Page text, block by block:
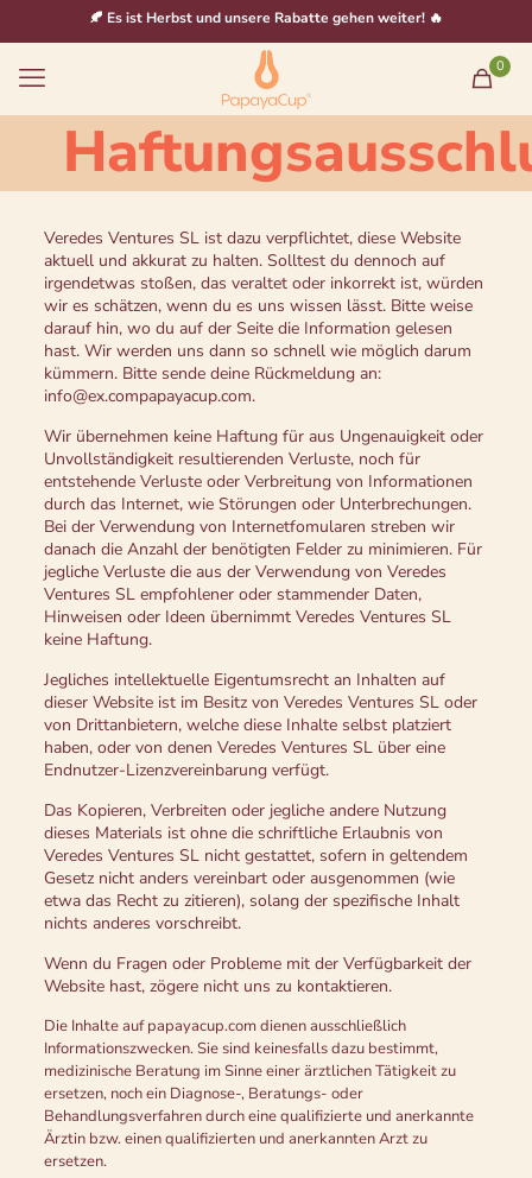
🍂 Es ist Herbst und unsere Rabatte gehen weiter! 🔥
0
Veredes Ventures SL ist dazu verpflichtet, diese Website
aktuell und akkurat zu halten. Solltest du dennoch auf
irgendetwas stoßen, das veraltet oder inkorrekt ist, würden
wir es schätzen, wenn du es uns wissen lässt. Bitte weise
darauf hin, wo du auf der Seite die Information gelesen
hast. Wir werden uns dann so schnell wie möglich darum
kümmern. Bitte sende deine Rückmeldung an:
info@ex.compapayacup.com.
Wir übernehmen keine Haftung für aus Ungenauigkeit oder
Unvollständigkeit resultierenden Verluste, noch für
entstehende Verluste oder Verbreitung von Informationen
durch das Internet, wie Störungen oder Unterbrechungen.
Bei der Verwendung von Internetfomularen streben wir
danach die Anzahl der benötigten Felder zu minimieren. Für
jegliche Verluste die aus der Verwendung von Veredes
Ventures SL empfohlener oder stammender Daten,
Hinweisen oder Ideen übernimmt Veredes Ventures SL
keine Haftung.
Jegliches intellektuelle Eigentumsrecht an Inhalten auf
dieser Website ist im Besitz von Veredes Ventures SL oder
von Drittanbietern, welche diese Inhalte selbst platziert
haben, oder von denen Veredes Ventures SL über eine
Endnutzer-Lizenzvereinbarung verfügt.
Das Kopieren, Verbreiten oder jegliche andere Nutzung
dieses Materials ist ohne die schriftliche Erlaubnis von
Veredes Ventures SL nicht gestattet, sofern in geltendem
Gesetz nicht anders vereinbart oder ausgenommen (wie
etwa das Recht zu zitieren), solang der spezifische Inhalt
nichts anderes vorschreibt.
Wenn du Fragen oder Probleme mit der Verfügbarkeit der
Website hast, zögere nicht uns zu kontaktieren.
Die Inhalte auf papayacup.com dienen ausschließlich
Informationszwecken. Sie sind keinesfalls dazu bestimmt,
medizinische Beratung im Sinne einer ärztlichen Tätigkeit zu
ersetzen, noch ein Diagnose-, Beratungs- oder
Behandlungsverfahren durch eine qualifizierte und anerkannte
Ärztin bzw. einen qualifizierten und anerkannten Arzt zu
ersetzen.